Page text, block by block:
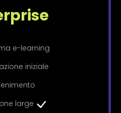
e-learning
iniziale
large